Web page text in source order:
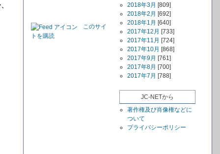
このサイ
トを購読
2018年3月 [809]
2018年2月 [692]
2018年1月 [640]
2017年12月 [733]
2017年11月 [724]
2017年10月 [868]
2017年9月 [761]
2017年8月 [700]
2017年7月 [788]
JC-NETから
著作権及び肖像権などに
ついて
プライバシーポリシー